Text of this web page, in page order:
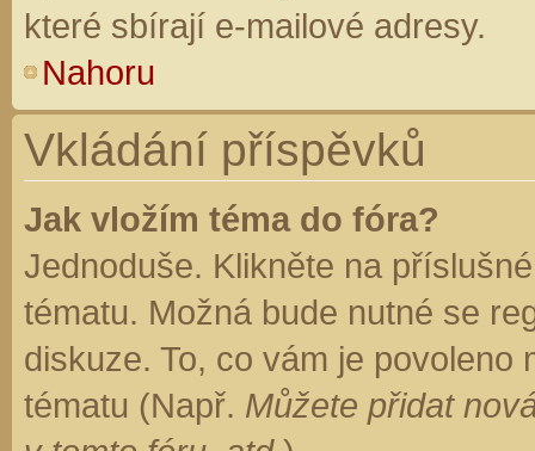
které sbírají e-mailové adresy.
Nahoru
Vkládání příspěvků
Jak vložím téma do fóra?
Jednoduše. Klikněte na
tématu. Možná bude nutné se
diskuze. To, co vám je
tématu (Např. Můžete přidat